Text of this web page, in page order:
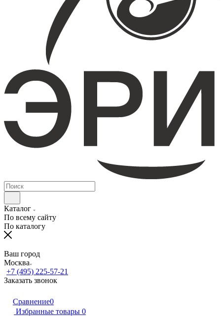
Каталог
По всему сайту
По каталогу
Ваш город
Москва
+7 (495) 225-57-21
Заказать звонок
Сравнение0
Избранные товары 0